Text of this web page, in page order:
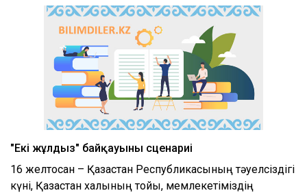
"Екі жұлдыз" байқауының сценариі
16 желтоқсан – Қазақстан Республикасының тәуелсіздігі
күні, Қазақстан халқының тойы, мемлекетіміздің